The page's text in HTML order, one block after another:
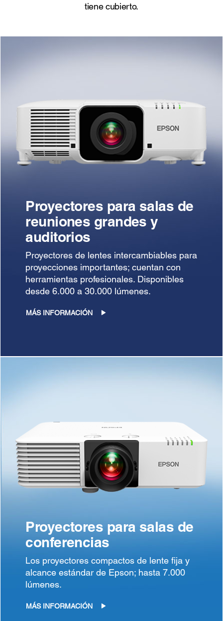
tiene cubierto.
Proyectores para salas de
reuniones grandes y
auditorios
Proyectores de lentes intercambiables para
proyecciones importantes; cuentan con
herramientas profesionales. Disponibles
desde 6.000 a 30.000 lúmenes.
MÁS INFORMACIÓN
Proyectores para salas de
conferencias
Los proyectores compactos de lente fija y
alcance estándar de Epson; hasta 7.000
lúmenes.
MÁS INFORMACIÓN